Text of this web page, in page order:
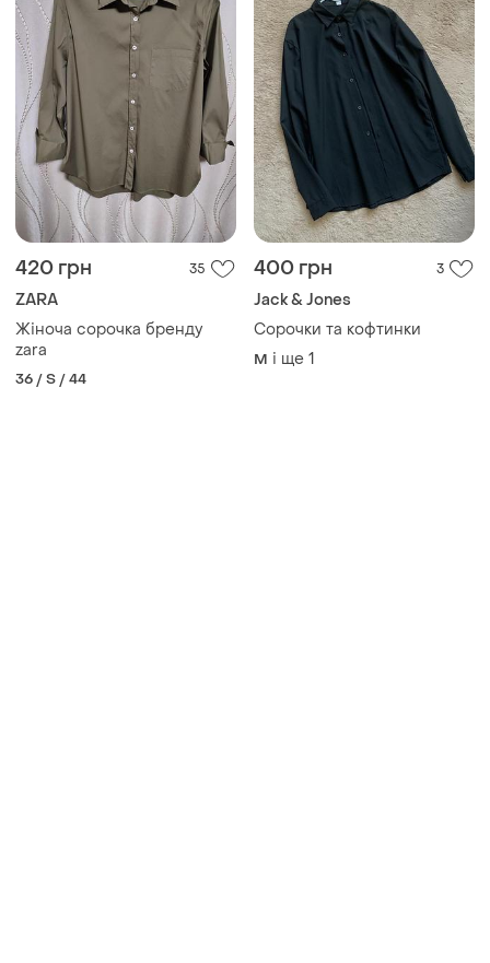
420 грн 35
ZARA
Жіноча сорочка бренду
zara
36 / S / 44
400 грн
Jack & Jones
Сорочки та кофтинки
M і ще 1